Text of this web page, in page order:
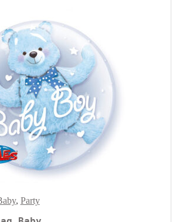
, Party